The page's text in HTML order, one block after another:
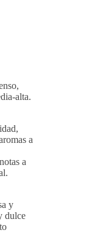
alta.
a
a
y
dulce